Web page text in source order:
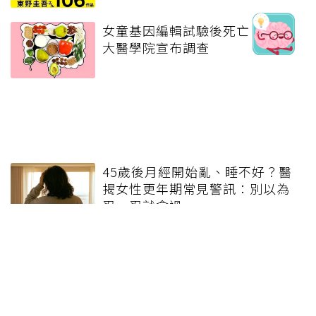
女童基因編輯試驗後死亡 上海交
大醫學院宣布調查
45歲後月經開始亂、睡不好？醫
揭女性更年期常見警訊：別以為
忍一忍就會過